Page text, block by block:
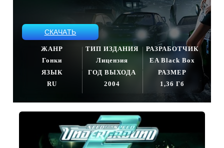
СКАЧАТЬ
ЖАНР
Гонки
ТИП ИЗДАНИЯ
Лицензия
РАЗРАБОТЧИК
EA Black Box
ЯЗЫК
RU
ГОД ВЫХОДА
2004
РАЗМЕР
1,36 Гб